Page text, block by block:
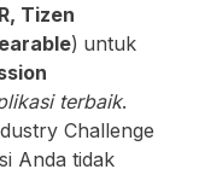
Tizen
) untuk
terbaik.
Challenge
Anda tidak